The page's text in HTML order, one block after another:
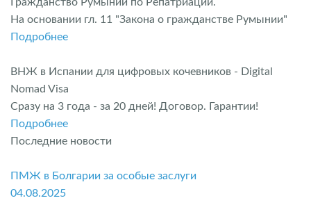
На основании гл. 11 "Закона о гражданстве Румынии"
Подробнее
ВНЖ в Испании для цифровых кочевников - Digital
Nomad Visa
Сразу на 3 года - за 20 дней! Договор. Гарантии!
Подробнее
Последние новости
ПМЖ в Болгарии за особые заслуги
04.08.2025